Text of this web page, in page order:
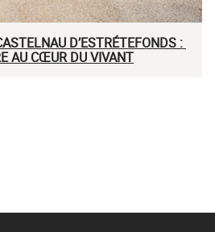
D’ESTRÉTEFONDS :
AU CŒUR DU VIVANT